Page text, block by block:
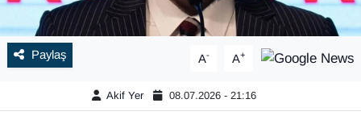
Paylaş A- A+
Akif Yer 08.07.2026 - 21:16